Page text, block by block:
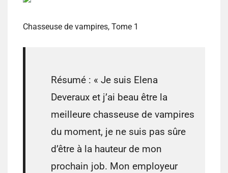
Chasseuse de vampires, Tome 1
Résumé : « Je suis Elena
Deveraux et j’ai beau être la
meilleure chasseuse de vampires
du moment, je ne suis pas sûre
d’être à la hauteur de mon
prochain job. Mon employeur